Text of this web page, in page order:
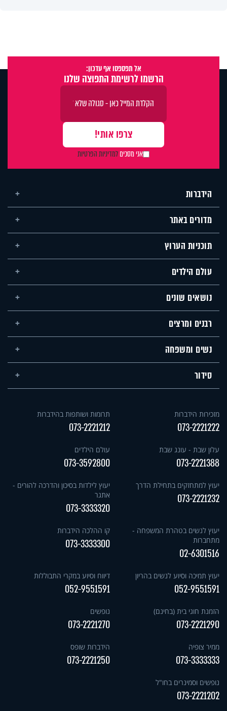
אל תפספסו אף עדכון:
הרשמו לרשימת התפוצה שלנו
אני מסכיםלמדיניות הפרטיות
הידברות
מדורים באתר
תוכניות הערוץ
עולם הילדים
נושאים שונים
רבנים ומרצים
נשים ומשפחה
סידור
מזכירות הידברות
073-2221222
תרומות ושותפות בהידברות
073-2221212
עלון שבת - עונג שבת
073-2221388
עולם הילדים
073-3592800
יעוץ למתחזקים בתחילת הדרך
073-2221232
יעוץ לילדות בסיכון והדרכה להורים -
אתגר
073-3333320
יעוץ לנשים בטהרת המשפחה -
מתחברות
02-6301516
קו ההלכה הידברות
073-3333300
יעוץ תמיכה וסיוע לנשים בהריון
052-9551591
דיווח וסיוע במקרי התבוללות
052-9551591
הזמנת חוגי בית (בחינם)
073-2221290
נופשים
073-2221270
ממיר צופיה
073-3333333
הידברות שופס
073-2221250
נופשים וסמינרים בחו"ל
073-2221202